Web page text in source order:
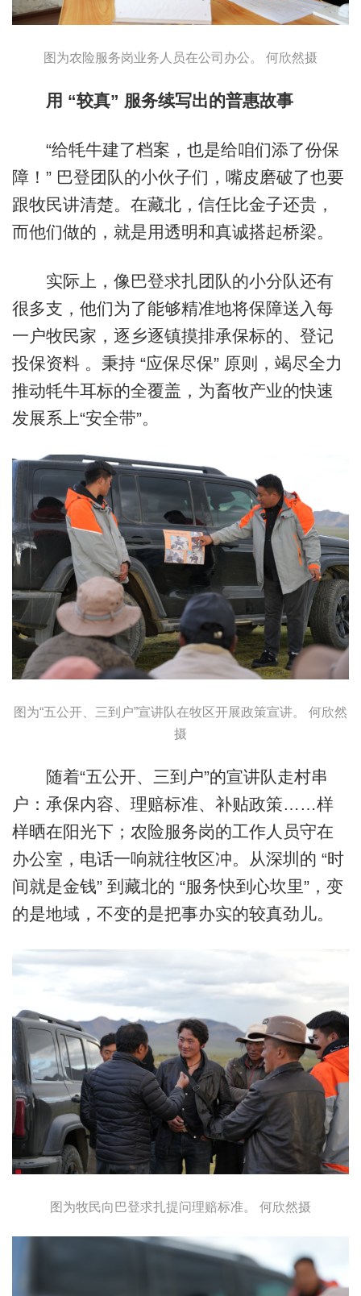
图为农险服务岗业务人员在公司办公。 何欣然摄
用 “较真” 服务续写出的普惠故事
“给牦牛建了档案，也是给咱们添了份保
障！” 巴登团队的小伙子们，嘴皮磨破了也要
跟牧民讲清楚。在藏北，信任比金子还贵，
而他们做的，就是用透明和真诚搭起桥梁。
实际上，像巴登求扎团队的小分队还有
很多支，他们为了能够精准地将保障送入每
一户牧民家，逐乡逐镇摸排承保标的、登记
投保资料 。秉持 “应保尽保” 原则，竭尽全力
推动牦牛耳标的全覆盖，为畜牧产业的快速
发展系上“安全带”。
图为“五公开、三到户”宣讲队在牧区开展政策宣讲。 何欣然
摄
随着“五公开、三到户”的宣讲队走村串
户：承保内容、理赔标准、补贴政策……样
样晒在阳光下；农险服务岗的工作人员守在
办公室，电话一响就往牧区冲。从深圳的 “时
间就是金钱” 到藏北的 “服务快到心坎里”，变
的是地域，不变的是把事办实的较真劲儿。
图为牧民向巴登求扎提问理赔标准。 何欣然摄